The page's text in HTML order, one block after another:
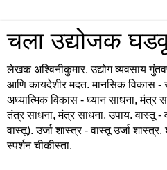
चला उद्योजक
लेखक अश्विनीकुमार. उद्योग व्यवसाय
आणि कायदेशीर मदत. मानसिक विकास -
अध्यात्मिक विकास - ध्यान साधना, मंत्र
तंत्र साधना, मंत्र साधना, उपाय. वास्तू -
वास्तू). उर्जा शास्त्र - वास्तू उर्जा शास्त्र,
स्पर्शन चीकीस्ता.